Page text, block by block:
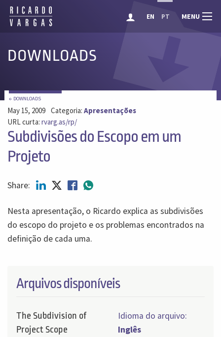
EN PT MENU
DOWNLOADS
← DOWNLOADS
May 15, 2009 Categoria: Apresentações
URL curta: rvarg.as/rp/
Subdivisões do Escopo em um
Projeto
Share:
Nesta apresentação, o Ricardo explica as subdivisões
do escopo do projeto e os problemas encontrados na
definição de cada uma.
Arquivos disponíveis
The Subdivision of
Project Scope
Idioma do arquivo:
Inglês